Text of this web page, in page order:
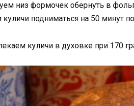
низ формочек обернуть в
куличи подниматься на 50 минут
куличи в духовке при 170